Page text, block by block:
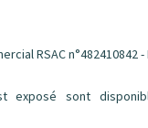
RSAC n°482410842
exposé sont